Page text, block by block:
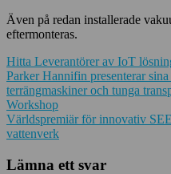
Även på redan installerade
eftermonteras.
Hitta Leverantörer av IoT
Inläggsnavigering
Parker Hannifin presenterar
terrängmaskiner och tunga
Workshop
Världspremiär för innovativ
vattenverk
Lämna ett svar